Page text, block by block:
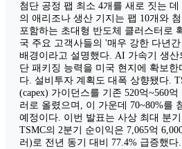
첨단 공정 팹 최소 4개를 새로 짓는
의 애리조나 생산 기지는 팹 10개와
포함하는 초대형 반도체 클러스터로
국 주요 고객사들의 '매우 강한 다년
배경이라고 설명했다. AI 가속기 생
단 패키징 능력을 미국 현지에 확보한
다. 설비투자 계획도 대폭 상향됐다.
(capex) 가이던스를 기존 520억~560
러로 올렸으며, 이 가운데 70~80%를
예정이다. 이번 발표는 사상 최대 분
TSMC의 2분기 순이익은 7,065억
러)로 전년 동기 대비 77.4% 급증했